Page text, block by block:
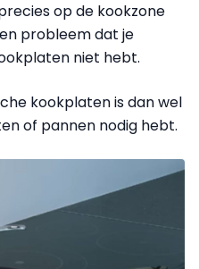
op de kookzone
probleem dat je
niet hebt.
kookplaten is dan wel
of pannen nodig hebt.